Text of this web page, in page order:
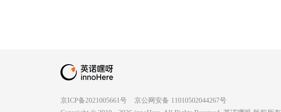
京ICP备2021005661号
京公网安备 11010502044267号